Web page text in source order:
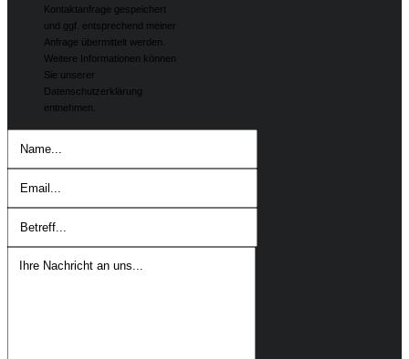
Kontaktanfrage gespeichert
und ggf. entsprechend meiner
Anfrage übermittelt werden.
Weitere Informationen können
Sie unserer
Datenschutzerklärung
entnehmen.